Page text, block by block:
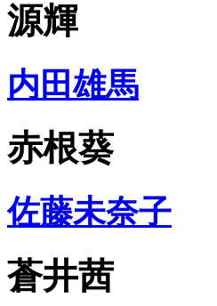
源輝
内田雄馬
赤根葵
佐藤未奈子
蒼井茜